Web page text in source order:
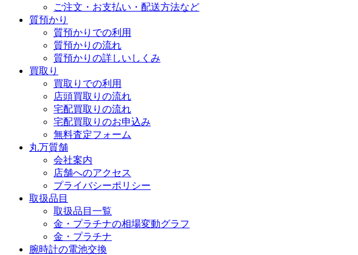
ご注文・お支払い・配送方法など
質預かり
質預かりでの利用
質預かりの流れ
質預かりの詳しいしくみ
買取り
買取りでの利用
店頭買取りの流れ
宅配買取りの流れ
宅配買取りのお申込み
無料査定フォーム
丸万質舗
会社案内
店舗へのアクセス
プライバシーポリシー
取扱品目
取扱品目一覧
金・プラチナの相場変動グラフ
金・プラチナ
腕時計の電池交換